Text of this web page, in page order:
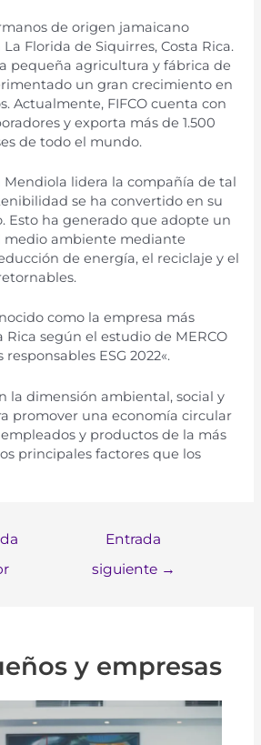
manos de origen jamaicano
La Florida de Siquirres, Costa Rica.
a pequeña agricultura y fábrica de
ado un gran crecimiento en
. Actualmente, FIFCO cuenta con
adores y exporta más de 1.500
de todo el mundo.
Mendiola lidera la compañía de tal
enibilidad se ha convertido en su
. Esto ha generado que adopte un
medio ambiente mediante
cción de energía, el reciclaje y el
ornables.
ocido como la empresa más
Rica según el estudio de MERCO
responsables ESG 2022«.
la dimensión ambiental, social y
promover una economía circular
empleados y productos de la más
principales factores que los
Entrada
siguiente →
y empresas